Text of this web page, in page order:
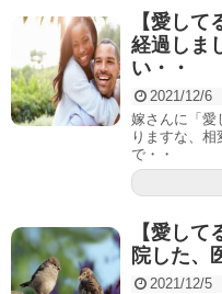
【愛し
経過しま
い・・
2021/12/6
嫁さんに「愛
りますな、
で・・
【愛し
院した、
2021/12/5